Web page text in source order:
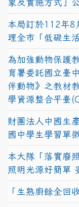
象及實施方式」
本局訂於112年8
理全市「低碳生
為加強動物保護
育署委託國立臺
伴動物》之教材
學資源整合平臺
財團法人中國生
國中學生學習單
本大隊「落實廢
照明光源好簡單
「生熟廚餘全回